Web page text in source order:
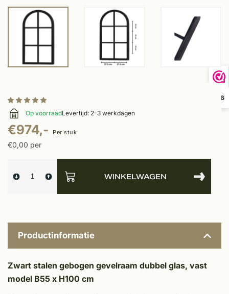
9,6
Op voorraadLevertijd: 2-3 werkdagen
€974,- Per stuk
€0,00 per
WINKELWAGEN
Productinformatie
Zwart stalen gebogen gevelraam dubbel glas, vast
model B55 x H100 cm